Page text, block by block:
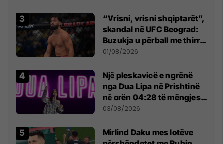
“Vrisni, vrisni shqiptarët”,
skandal në UFC Beograd:
Buzukja u përball me thirrje
anti-shqiptare nga
01/08/2026
Një pleskavicë e ngrënë
nga Dua Lipa në Prishtinë
në orën 04:28 të mëngjesit
- dhe bota digjitale serbe
03/08/2026
Mirlind Daku mes lotëve